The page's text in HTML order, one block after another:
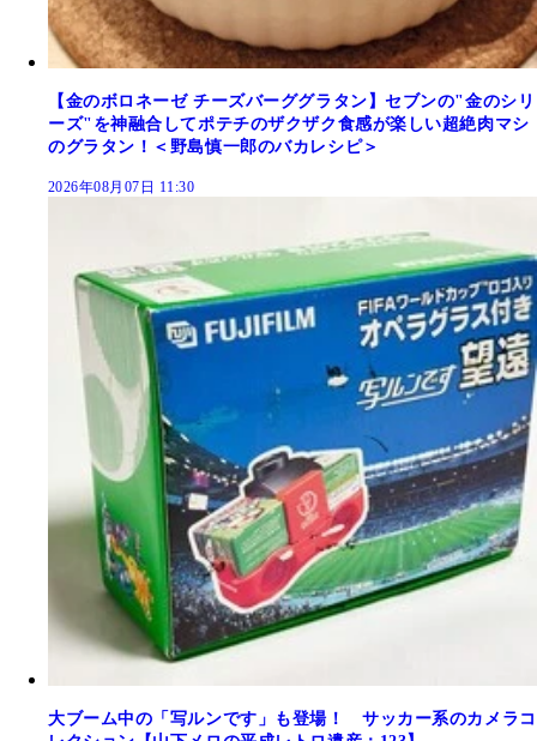
【金のボロネーゼ チーズバーググラタン】セブンの"金のシリ
ーズ"を神融合してポテチのザクザク食感が楽しい超絶肉マシ
のグラタン！＜野島慎一郎のバカレシピ＞
2026年08月07日 11:30
大ブーム中の「写ルンです」も登場！ サッカー系のカメラコ